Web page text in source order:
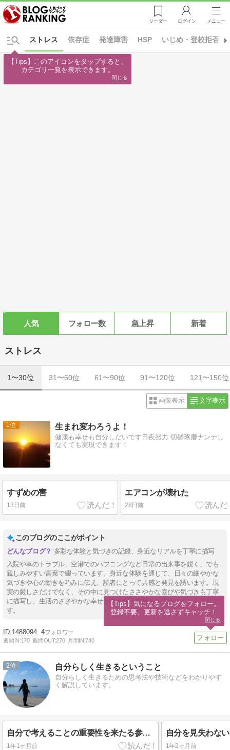
リーダー ログイン メニュー
依存症 発達障害 HSP いじめ・登校拒否
ストレス
人気 フォロー数 急上昇 新着
ストレス
1〜30位 31〜60位 61〜90位 91〜120位 121〜150位
画像表示 文字表示
1 生まれ変わろうよ！
健康も幸せも自分しだいです日夜努力 切磋琢磨ナンテし
なくても実現できます！
すずめの害
13日前
エアコンが壊れた
28日前
このブログのここがポイント
多彩な体験と気づきの記録、身近なリアルを丁寧に描写
入院や車のトラブル、空港でのハプニングなど日常の出来事を鋭く、でも
親しみやすい言葉で綴っています。身近な体験を通じて、日々の細やかな
気づきや心の動きを巧みに伝え、読者にとって共感と発見を誘います。現
実の厳しさだけでなく、その中に見つけたささやかな喜びや気づきも丁寧
に描写し、生活のささやかな幸せと向き合う気持ちを深めてくれる内容で
す。
1488094 4
週間IN:170 週間OUT:270 月間IN:740
2 自分らしく生きるということ
自分らしく生きるための思考法や技術などをわかりやす
く解説しています。
自分で考えることの重要性を来たる参議院選挙を例に解説！
1年1ヶ月前 1年2ヶ月前
【Tips】このアイコンをタップすると、
カテゴリ一覧を表示できます。
閉じる
【Tips】気になるブログをフォロー。
登録不要。更新を逃さずキャッチ！
閉じる